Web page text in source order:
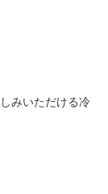
みいただける冷